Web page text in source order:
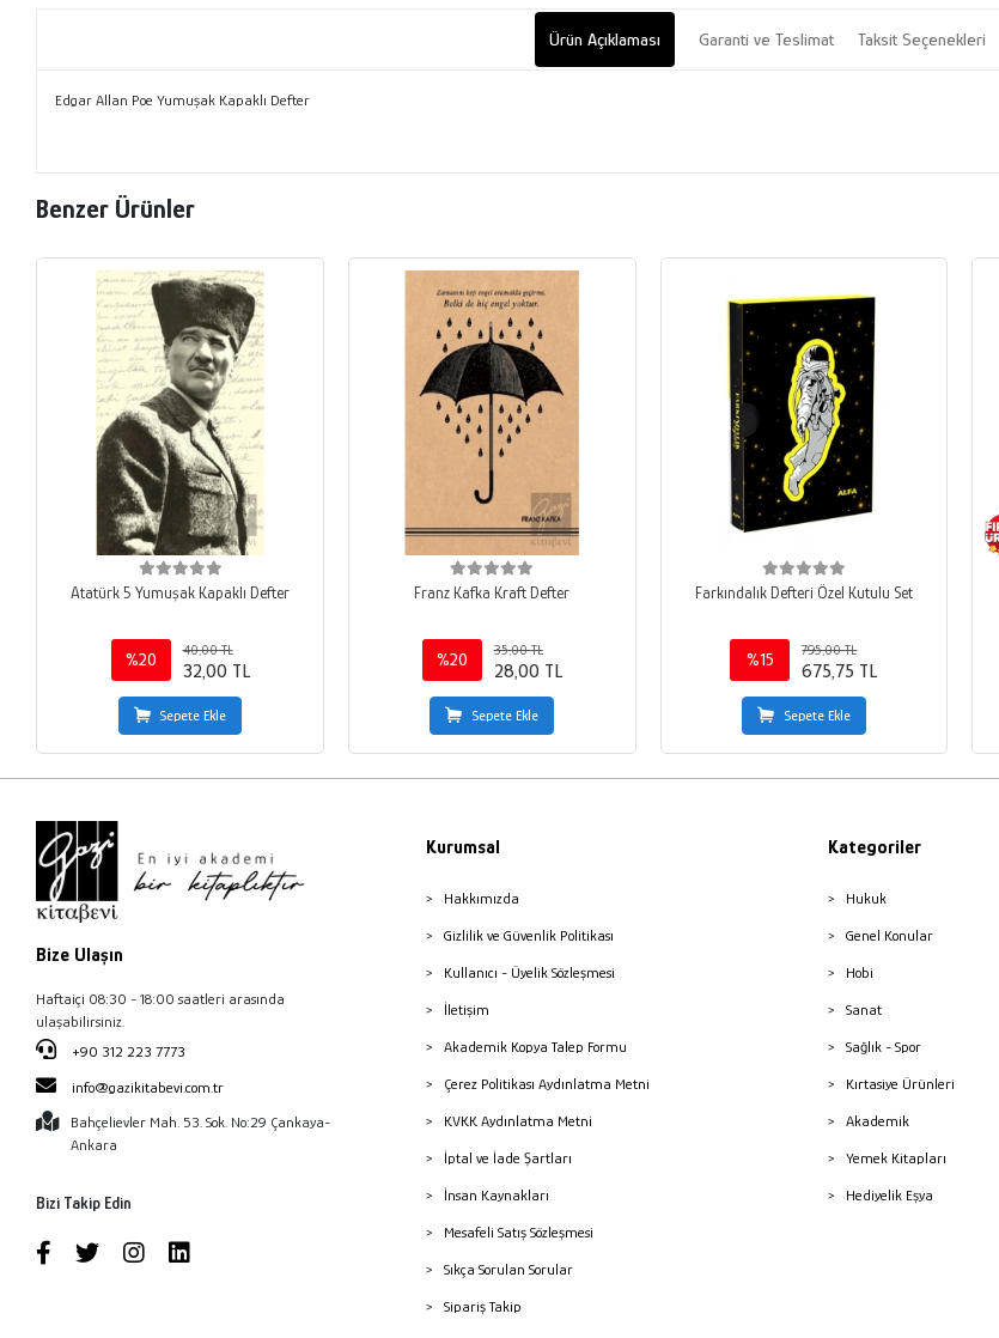
Ürün Açıklaması Garanti ve Teslimat Taksit Seçenekleri
Edgar Allan Poe Yumuşak Kapaklı Defter
Benzer Ürünler
Atatürk 5 Yumuşak Kapaklı Defter
%20
40,00 TL
32,00 TL
Sepete Ekle
Franz Kafka Kraft Defter
%20
35,00 TL
28,00 TL
Sepete Ekle
Farkındalık Defteri Özel Kutulu Set
%15
795,00 TL
675,75 TL
Sepete Ekle
Bize Ulaşın
Haftaiçi 08:30 - 18:00 saatleri arasında
ulaşabilirsiniz.
+90 312 223 7773
info@gazikitabevi.com.tr
Bahçelievler Mah. 53. Sok. No:29 Çankaya-
Ankara
Bizi Takip Edin
Kurumsal
Hakkımızda
Gizlilik ve Güvenlik Politikası
Kullanıcı - Üyelik Sözleşmesi
İletişim
Akademik Kopya Talep Formu
Çerez Politikası Aydınlatma Metni
KVKK Aydınlatma Metni
İptal ve İade Şartları
İnsan Kaynakları
Mesafeli Satış Sözleşmesi
Sıkça Sorulan Sorular
Sipariş Takip
Kategoriler
Hukuk
Genel Konular
Hobi
Sanat
Sağlık - Spor
Kırtasiye Ürünleri
Akademik
Yemek Kitapları
Hediyelik Eşya